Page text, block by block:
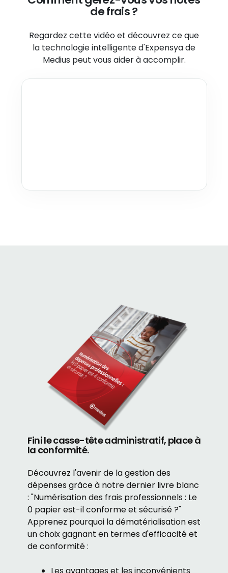
de frais ?
Regardez cette vidéo et découvrez ce que
la technologie intelligented'Expensya de
Medius peut vous aider à accomplir.
Fini le casse-tête administratif, place à
la conformité.
Découvrez l'avenir de la gestion des
dépenses grâce à notre dernier livre blanc
: "Numérisation des frais professionnels : Le
0 papier est-il conforme et sécurisé ?"
Apprenez pourquoi la dématérialisation est
un choix gagnant en termes d'efficacité et
de conformité :